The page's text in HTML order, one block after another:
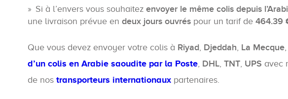
Si à l’envers vous souhaitez envoyer le même colis depuis
une livraison prévue en deux jours ouvrés pour un tarif de 464.39
Que vous devez envoyer votre colis à Riyad, Djeddah, La Mecque,
d’un colis en Arabie saoudite par la Poste, DHL, TNT, UPS avec
de nos transporteurs internationaux partenaires.